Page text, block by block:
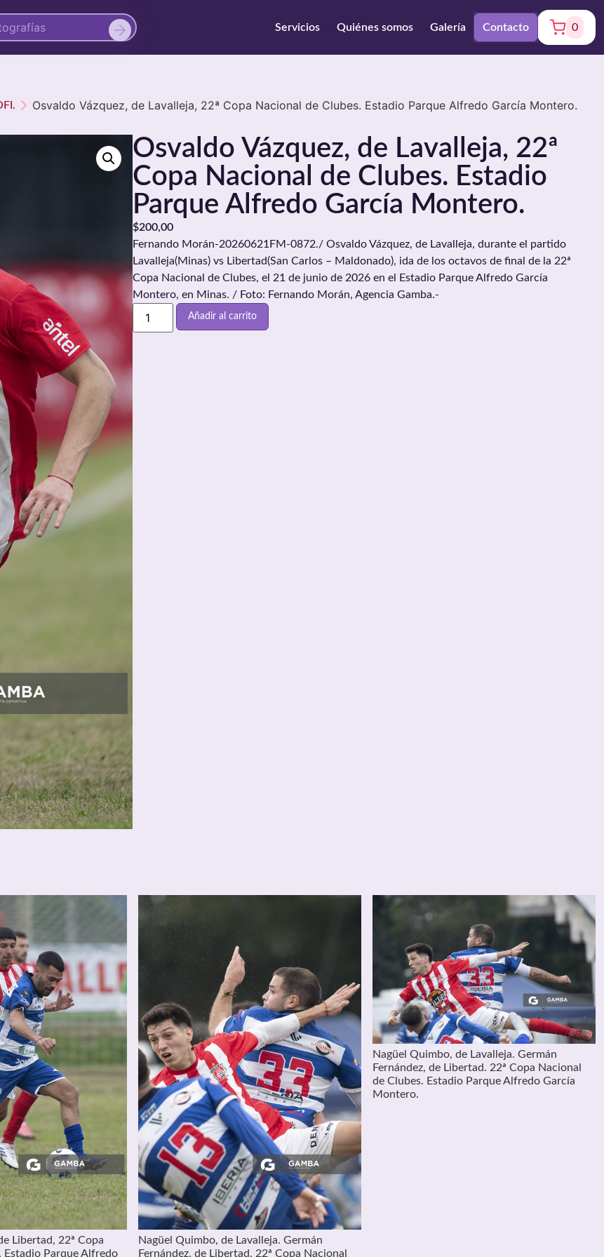
Servicios Quiénes somos Galería Contacto 0
Osvaldo Vázquez, de Lavalleja, 22ª Copa Nacional de Clubes. Estadio Parque Alfredo García Montero.
Osvaldo Vázquez, de Lavalleja, 22ª
Copa Nacional de Clubes. Estadio
Parque Alfredo García Montero.
$200,00
Fernando Morán-20260621FM-0872./ Osvaldo Vázquez, de Lavalleja, durante el partido
Lavalleja(Minas) vs Libertad(San Carlos – Maldonado), ida de los octavos de final de la 22ª
Copa Nacional de Clubes, el 21 de junio de 2026 en el Estadio Parque Alfredo García
Montero, en Minas. / Foto: Fernando Morán, Agencia Gamba.-
Añadir al carrito
Libertad, 22ª Copa
Estadio Parque Alfredo
Nagüel Quimbo, de Lavalleja. Germán
Fernández, de Libertad. 22ª Copa Nacional
Nagüel Quimbo, de Lavalleja. Germán
Fernández, de Libertad. 22ª Copa Nacional
de Clubes. Estadio Parque Alfredo García
Montero.